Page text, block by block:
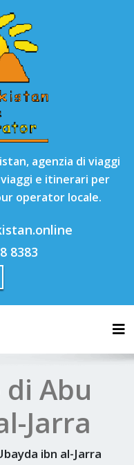
agenzia di viaggi
e itinerari per
operator locale.
8383
Abu
Jarra
ibn al-Jarra